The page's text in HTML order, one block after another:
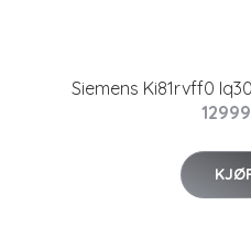
Siemens Ki81rvff0